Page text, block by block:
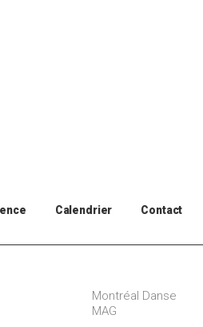
Calendrier Contact
Montréal Danse
MAG